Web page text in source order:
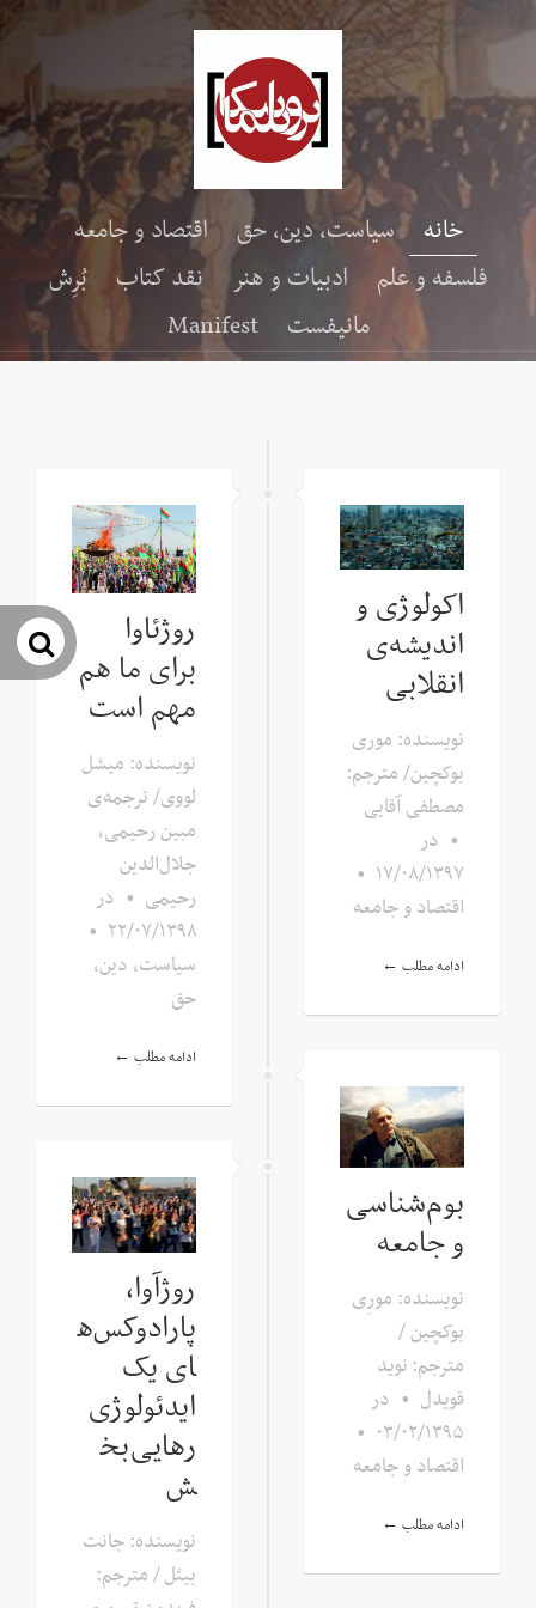
خانه سیاست، دین، حق
اقتصاد و جامعه
فلسفه و علم
ادبیات و هنر نقد کتاب
بُرِش
مانیفست
Manifest
روژئاوا
برای ما هم
مهم است
نویسنده: میشل
لووی/ ترجمه‌ی
مبین رحیمی،
جلال‌الدین
رحیمی • در
۲۲/۰۷/۱۳۹۸ •
سیاست، دین،
حق
ادامه مطلب ←
اکولوژی و
اندیشه‌ی
انقلابی
نویسنده: موری
بوکچین/ مترجم:
مصطفی آقایی
• در
۱۷/۰۸/۱۳۹۷ •
اقتصاد و جامعه
ادامه مطلب ←
بوم‌شناسی
و جامعه
نویسنده: مورِی
بوکچین /
مترجم: نوید
قویدل • در
۰۳/۰۲/۱۳۹۵ •
اقتصاد و جامعه
ادامه مطلب ←
روژآوا،
پارادوکس‌ه
ای یک
ایدئولوژی
رهایی‌بخ
ش
نویسنده: جانت
بیئل / مترجم: